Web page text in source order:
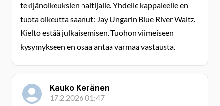
tekijänoikeuksien haltijalle. Yhdelle kappaleelle en
tuota oikeutta saanut: Jay Ungarin Blue River Waltz.
Kielto estää julkaisemisen. Tuohon viimeiseen
kysymykseen en osaa antaa varmaa vastausta.
Kauko Keränen
17.2.2026 01:47